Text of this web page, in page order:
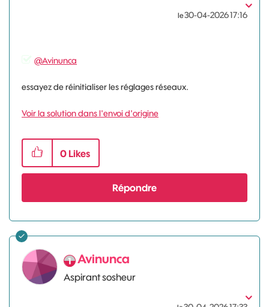
le‎30-04-202617:16
@Avinunca
essayez de réinitialiser les réglages réseaux.
Voir la solution dans l'envoi d'origine
0 Likes
Répondre
Avinunca
Aspirant sosheur